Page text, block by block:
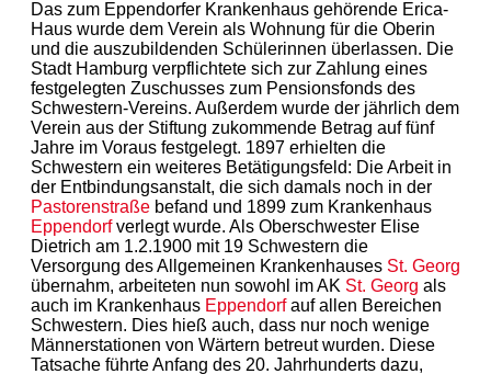
Das zum Eppendorfer Krankenhaus gehörende Erica-
Haus wurde dem Verein als Wohnung für die Oberin
und die auszubildenden Schülerinnen überlassen. Die
Stadt Hamburg verpflichtete sich zur Zahlung eines
festgelegten Zuschusses zum Pensionsfonds des
Schwestern-Vereins. Außerdem wurde der jährlich dem
Verein aus der Stiftung zukommende Betrag auf fünf
Jahre im Voraus festgelegt. 1897 erhielten die
Schwestern ein weiteres Betätigungsfeld: Die Arbeit in
der Entbindungsanstalt, die sich damals noch in der
Pastorenstraße befand und 1899 zum Krankenhaus
Eppendorfverlegt wurde. Als Oberschwester Elise
Dietrich am 1.2.1900 mit 19 Schwestern die
Versorgung des Allgemeinen Krankenhauses St. Georg
übernahm, arbeiteten nun sowohl im AK St. Georg als
auch im Krankenhaus Eppendorfauf allen Bereichen
Schwestern. Dies hieß auch, dass nur noch wenige
Männerstationen von Wärtern betreut wurden. Diese
Tatsache führte Anfang des 20. Jahrhunderts dazu,